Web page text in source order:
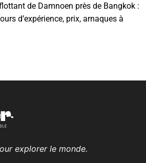
de Damnoen près de Bangkok :
d’expérience, prix, arnaques à
explorer le monde.